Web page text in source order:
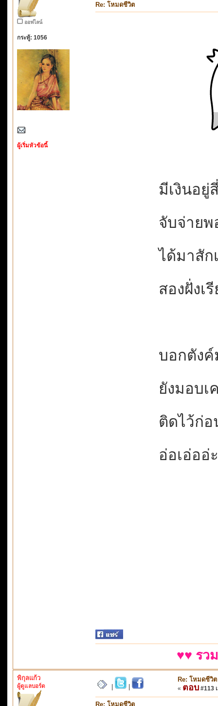
ออฟไลน์
กระทู้: 1056
ผู้เริ่มหัวข้อนี้
Re: โหมดชีวิต
มีเงินอยู่
จับจ่ายพ
ได้มาสัก
สองฝั่งเ
บอกตัง
ยังมอบเ
ติดไว้ก่อ
อ่อเอ่ออ่
♥♥ รว
พิกุลแก้ว
ผู้ดูแลบอร์ด
Re: โหมดชีวิต
« ตอบ #113
Re: โหมดชีวิต